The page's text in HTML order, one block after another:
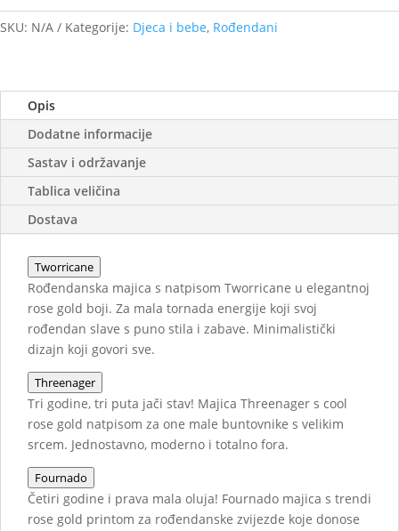
količina
SKU: N/A Kategorije: Djeca i bebe, Rođendani
Opis
Dodatne informacije
Sastav i održavanje
Tablica veličina
Dostava
Tworricane
Rođendanska majica s natpisom Tworricane u elegantnoj
rose gold boji. Za mala tornada energije koji svoj
rođendan slave s puno stila i zabave. Minimalistički
dizajn koji govori sve.
Threenager
Tri godine, tri puta jači stav! Majica Threenager s cool
rose gold natpisom za one male buntovnike s velikim
srcem. Jednostavno, moderno i totalno fora.
Fournado
Četiri godine i prava mala oluja! Fournado majica s trendi
rose gold printom za rođendanske zvijezde koje donose